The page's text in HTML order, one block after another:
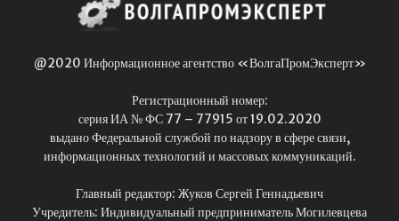
@2020 Информационное агентство «ВолгаПромЭксперт»
Регистрационный номер:
серия ИА № ФС 77 – 77915 от 19.02.2020
выдано Федеральной службой по надзору в сфере связи,
информационных технологий и массовых коммуникаций.
Главный редактор: Жуков Сергей Геннадьевич
Учредитель: Индивидуальный предприниматель Могилевцева